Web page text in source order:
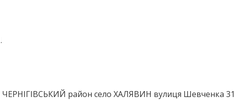
ЧЕРНІГІВСЬКИЙ район село ХАЛЯВИН вулиця Шевченка 31